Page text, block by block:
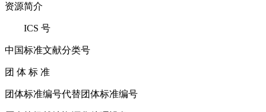
资源简介
ICS 号
中国标准文献分类号
团 体 标 准
团体标准编号代替团体标准编号